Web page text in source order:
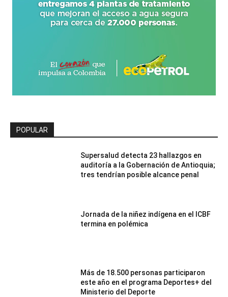
POPULAR
Supersalud detecta 23 hallazgos en
auditoría a la Gobernación de Antioquia;
tres tendrían posible alcance penal
Jornada de la niñez indígena en el ICBF
termina en polémica
Más de 18.500 personas participaron
este año en el programa Deportes+ del
Ministerio del Deporte